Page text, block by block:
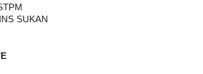
SUKAN